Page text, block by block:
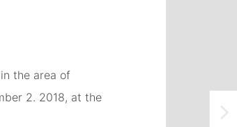
the area of
2. 2018, at the